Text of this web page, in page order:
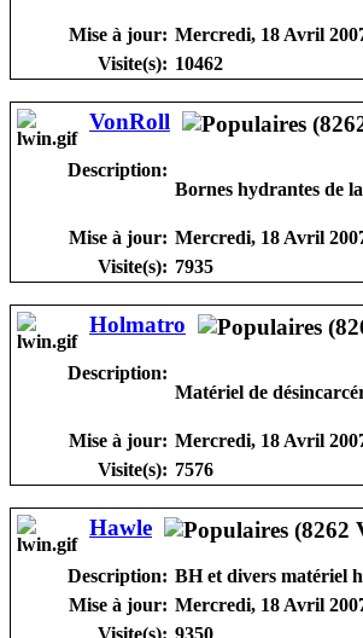
Mise à jour: Mercredi, 18 Avril
Visite(s): 10462
VonRoll
Description:
Bornes hydrantes de
Mise à jour: Mercredi, 18 Avril
Visite(s): 7935
Holmatro
Description:
Matériel de
Mise à jour: Mercredi, 18 Avril
Visite(s): 7576
Hawle
Description: BH et divers matériel
Mise à jour: Mercredi, 18 Avril
Visite(s): 9350